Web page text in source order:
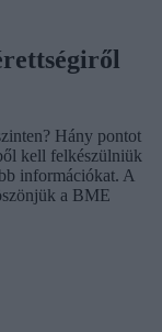
Hány pontot
kell felkészülniük
információkat. A
a BME